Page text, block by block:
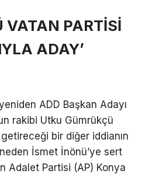
VATAN PARTİSİ
ADAY’
ADD Başkan Adayı
rakibi Utku Gümrükçü
bir diğer iddianın
İsmet İnönü’ye sert
Adalet Partisi (AP) Konya